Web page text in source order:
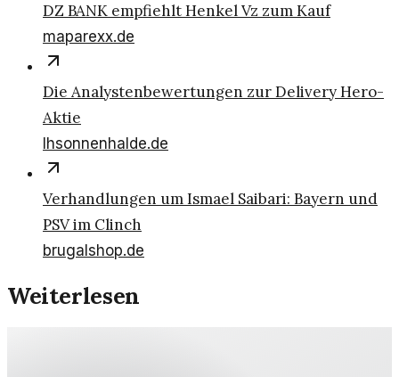
DZ BANK empfiehlt Henkel Vz zum Kauf
maparexx.de
Die Analystenbewertungen zur Delivery Hero-
Aktie
lhsonnenhalde.de
Verhandlungen um Ismael Saibari: Bayern und
PSV im Clinch
brugalshop.de
Weiterlesen